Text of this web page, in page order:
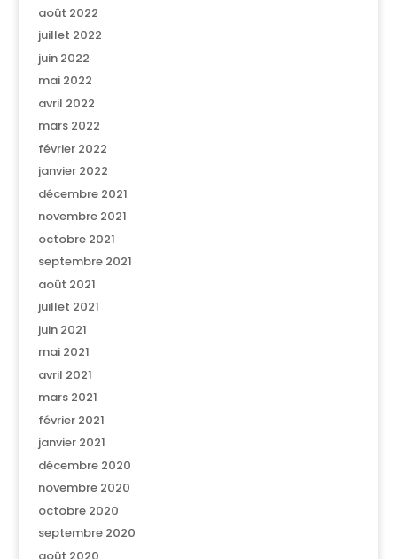
août 2022
juillet 2022
juin 2022
mai 2022
avril 2022
mars 2022
février 2022
janvier 2022
décembre 2021
novembre 2021
octobre 2021
septembre 2021
août 2021
juillet 2021
juin 2021
mai 2021
avril 2021
mars 2021
février 2021
janvier 2021
décembre 2020
novembre 2020
octobre 2020
septembre 2020
août 2020